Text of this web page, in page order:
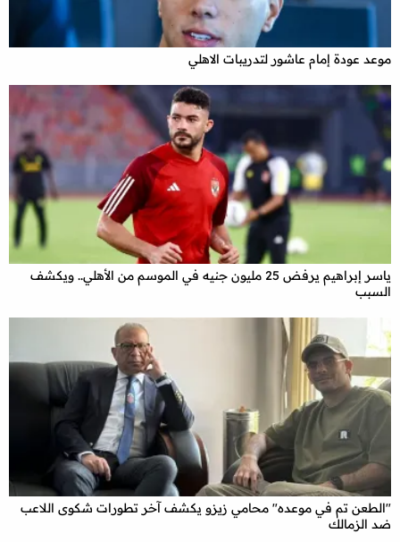
موعد عودة إمام عاشور لتدريبات الاهلي
ياسر إبراهيم يرفض 25 مليون جنيه في الموسم من الأهلي.. ويكشف
السبب
"الطعن تم في موعده" محامي زيزو يكشف آخر تطورات شكوى اللاعب
ضد الزمالك